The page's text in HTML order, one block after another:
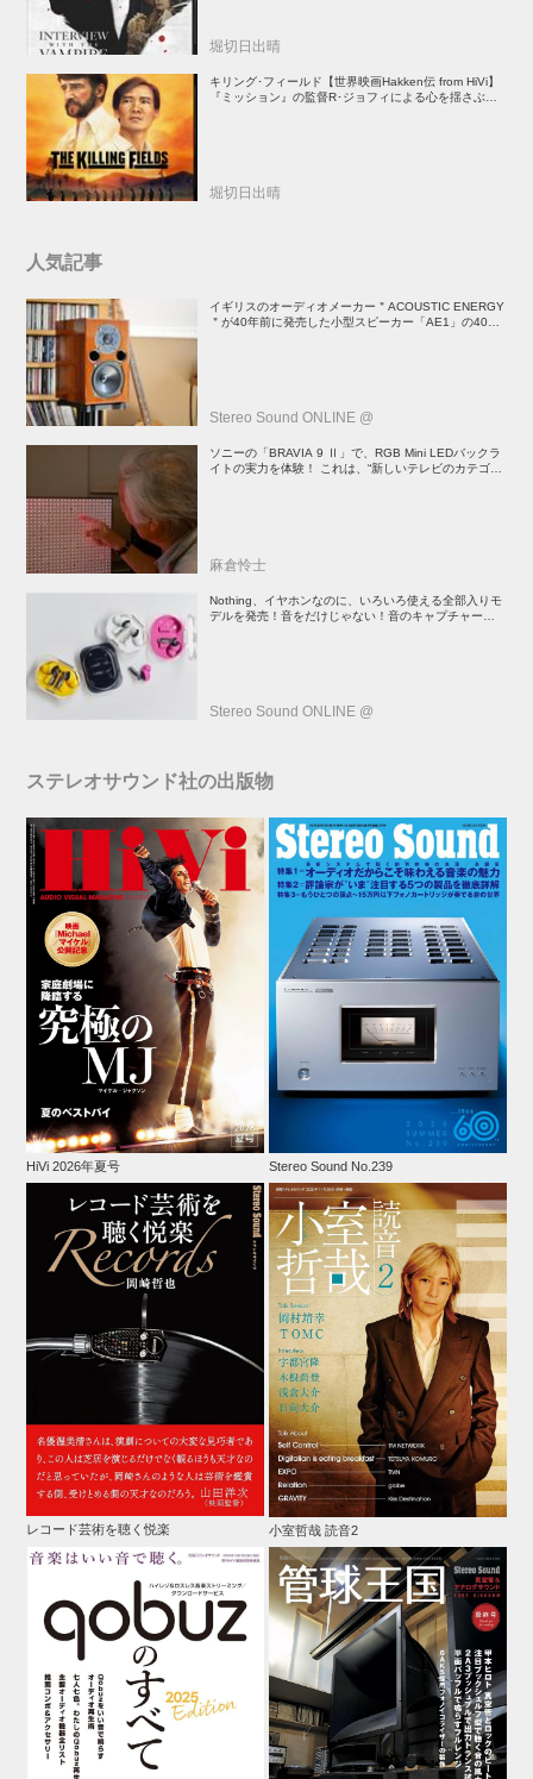
堀切日出晴
キリング･フィールド【世界映画Hakken伝 from HiVi】
『ミッション』の監督R･ジョフィによる心を揺さぶる
堀切日出晴
人気記事
イギリスのオーディオメーカー＂ACOUSTIC ENERGY
＂が40年前に発売した小型スピーカー「AE1」の40周
Stereo Sound ONLINE @
ソニーの「BRAVIA 9 Ⅱ」で、RGB Mini LEDバックラ
イトの実力を体験！ これは、“新しいテレビのカテゴリ
麻倉怜士
Nothing、イヤホンなのに、いろいろ使える全部入りモ
デルを発売！音をだけじゃない！音のキャプチャーや、
Stereo Sound ONLINE @
ステレオサウンド社の出版物
HiVi 2026年夏号 Stereo Sound No.239
レコード芸術を聴く悦楽 小室哲哉 読音2